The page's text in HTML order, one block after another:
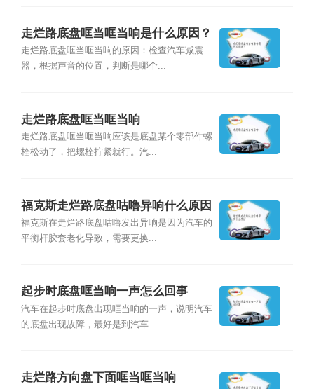
走烂路底盘哐当哐当响是什么原因？
走烂路底盘哐当哐当响的原因：检查汽车减震
器，根据声音的位置，判断是哪个...
走烂路底盘哐当哐当响
走烂路底盘哐当哐当响应该是底盘某个零部件螺
栓松动了，把螺栓拧紧就行。汽...
福克斯走烂路底盘咕噜异响什么原因
福克斯在走烂路底盘咕噜发出异响是因为汽车的
平衡杆胶套老化导致，需要更换...
起步时底盘哐当响一声怎么回事
汽车在起步时底盘出现哐当响的一声，说明汽车
的底盘出现故障，最好是到汽车...
走烂路方向盘下面哐当哐当响